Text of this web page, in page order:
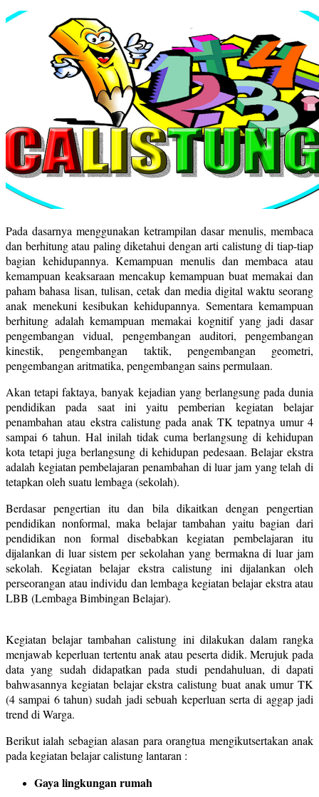
Pada dasarnya menggunakan ketrampilan dasar menulis, membaca
dan berhitung atau paling diketahui dengan arti calistung di tiap-tiap
bagian kehidupannya. Kemampuan menulis dan membaca atau
kemampuan keaksaraan mencakup kemampuan buat memakai dan
paham bahasa lisan, tulisan, cetak dan media digital waktu seorang
anak menekuni kesibukan kehidupannya. Sementara kemampuan
berhitung adalah kemampuan memakai kognitif yang jadi dasar
pengembangan vidual, pengembangan auditori, pengembangan
kinestik, pengembangan taktik, pengembangan geometri,
pengembangan aritmatika, pengembangan sains permulaan.
Akan tetapi faktaya, banyak kejadian yang berlangsung pada dunia
pendidikan pada saat ini yaitu pemberian kegiatan belajar
penambahan atau ekstra calistung pada anak TK tepatnya umur 4
sampai 6 tahun. Hal inilah tidak cuma berlangsung di kehidupan
kota tetapi juga berlangsung di kehidupan pedesaan. Belajar ekstra
adalah kegiatan pembelajaran penambahan di luar jam yang telah di
tetapkan oleh suatu lembaga (sekolah).
Berdasar pengertian itu dan bila dikaitkan dengan pengertian
pendidikan nonformal, maka belajar tambahan yaitu bagian dari
pendidikan non formal disebabkan kegiatan pembelajaran itu
dijalankan di luar sistem per sekolahan yang bermakna di luar jam
sekolah. Kegiatan belajar ekstra calistung ini dijalankan oleh
perseorangan atau individu dan lembaga kegiatan belajar ekstra atau
LBB (Lembaga Bimbingan Belajar).
Kegiatan belajar tambahan calistung ini dilakukan dalam rangka
menjawab keperluan tertentu anak atau peserta didik. Merujuk pada
data yang sudah didapatkan pada studi pendahuluan, di dapati
bahwasannya kegiatan belajar ekstra calistung buat anak umur TK
(4 sampai 6 tahun) sudah jadi sebuah keperluan serta di aggap jadi
trend di Warga.
Berikut ialah sebagian alasan para orangtua mengikutsertakan anak
pada kegiatan belajar calistung lantaran :
Gaya lingkungan rumah